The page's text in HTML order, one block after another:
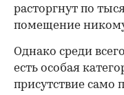
расторгнут по
помещение
Однако среди
есть особая
присутствие само